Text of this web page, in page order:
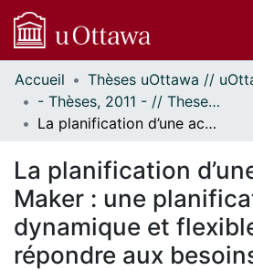
Communautés
et collections
Parcourir
À propos
Accueil
- Thèses, 2011 - // Theses, 2011 -
La planification d’une activité Maker : une planification dynamique et flexible pour répondre aux besoins des élèves
La planification
Maker : une
dynamique et
répondre aux